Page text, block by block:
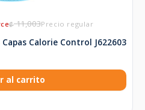
₡11,003
Calorie Control J622603
al carrito